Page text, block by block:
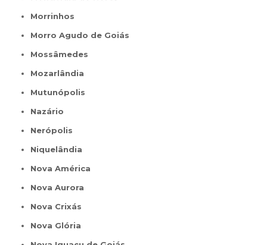
Morrinhos
Morro Agudo de Goiás
Mossâmedes
Mozarlândia
Mutunópolis
Nazário
Nerópolis
Niquelândia
Nova América
Nova Aurora
Nova Crixás
Nova Glória